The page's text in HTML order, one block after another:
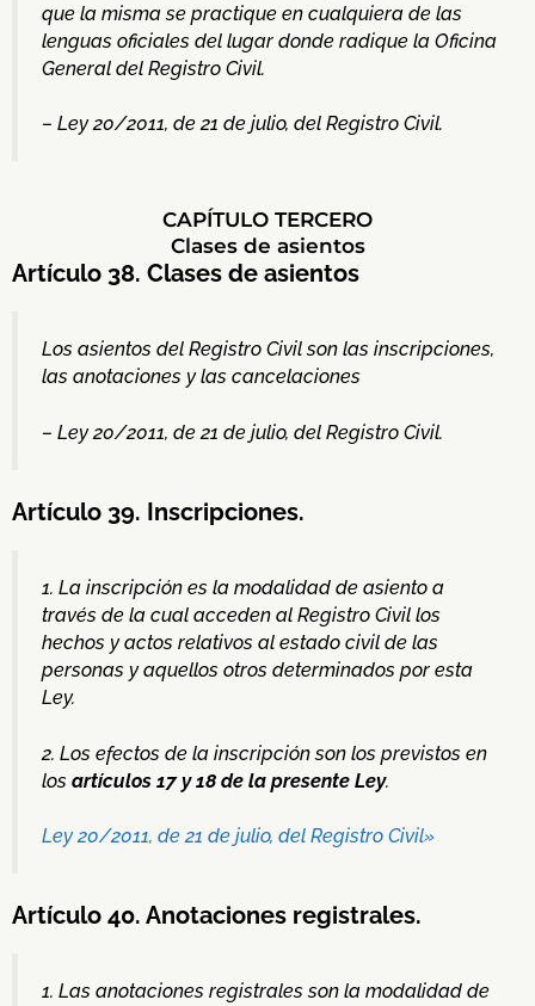
que la misma se practique en cualquiera de las
lenguas oficiales del lugar donde radique la Oficina
General del Registro Civil.
– Ley 20/2011, de 21 de julio, del Registro Civil.
CAPÍTULO TERCERO
Clases de asientos
Artículo 38. Clases de asientos
Los asientos del Registro Civil son las inscripciones,
las anotaciones y las cancelaciones
– Ley 20/2011, de 21 de julio, del Registro Civil.
Artículo 39. Inscripciones.
1. La inscripción es la modalidad de asiento a
través de la cual acceden al Registro Civil los
hechos y actos relativos al estado civil de las
personas y aquellos otros determinados por esta
Ley.
2. Los efectos de la inscripción son los previstos en
los artículos 17 y 18 de la presente Ley.
Ley 20/2011, de 21 de julio, del Registro Civil»
Artículo 40. Anotaciones registrales.
1. Las anotaciones registrales son la modalidad de